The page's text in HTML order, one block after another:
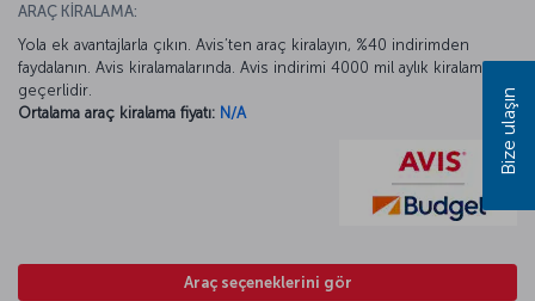
ARAÇ KİRALAMA:
Yola ek avantajlarla çıkın. Avis’ten araç kiralayın, %40 indirimden
faydalanın. Avis kiralamalarında. Avis indirimi 4000 mil aylık kiralamada
geçerlidir.
Ortalama araç kiralama fiyatı: N/A
Araç seçeneklerini gör
Bize ulaşın